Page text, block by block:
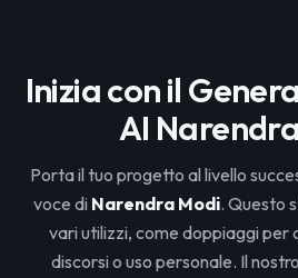
Inizia con il
AI
Porta il tuo progetto al livello
voce di Narendra Modi. Questo
vari utilizzi, come doppiaggi per
discorsi o uso personale. Il